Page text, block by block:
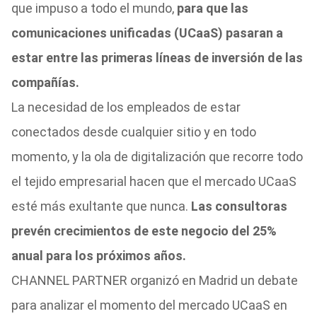
que impuso a todo el mundo, para que las
comunicaciones unificadas (UCaaS) pasaran a
estar entre las primeras líneas de inversión de las
compañías.
La necesidad de los empleados de estar
conectados desde cualquier sitio y en todo
momento, y la ola de digitalización que recorre todo
el tejido empresarial hacen que el mercado UCaaS
esté más exultante que nunca. Las consultoras
prevén crecimientos de este negocio del 25%
anual para los próximos años.
CHANNEL PARTNER organizó en Madrid un debate
para analizar el momento del mercado UCaaS en